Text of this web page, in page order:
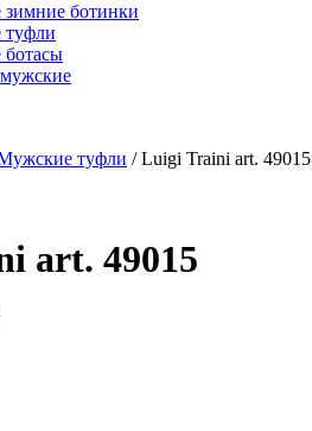
ботинки
туфли / Luigi Traini art. 49015
art. 49015